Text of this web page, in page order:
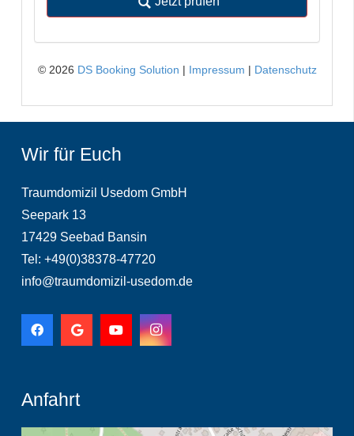
Wir für Euch
Traumdomizil Usedom GmbH
Seepark 13
17429 Seebad Bansin
Tel: +49(0)38378-47720
info@traumdomizil-usedom.de
Anfahrt